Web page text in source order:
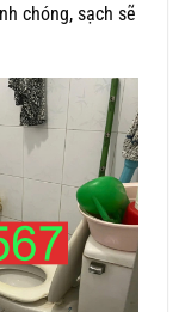
chóng, sạch sẽ